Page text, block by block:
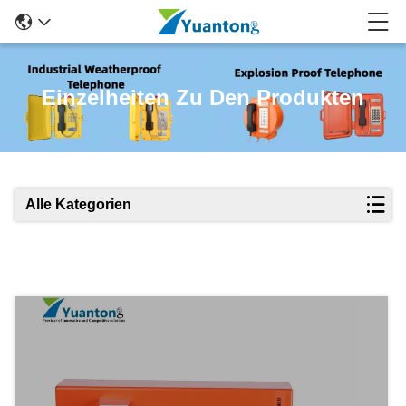
Einzelheiten Zu Den Produkten
Alle Kategorien